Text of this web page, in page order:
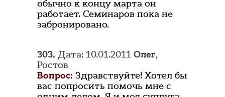
обычно к концу марта он
работает. Семинаров пока не
забронировано.
303. Дата: 10.01.2011 Олег,
Ростов
Вопрос: Здравствуйте! Хотел бы
вас попросить помочь мне с